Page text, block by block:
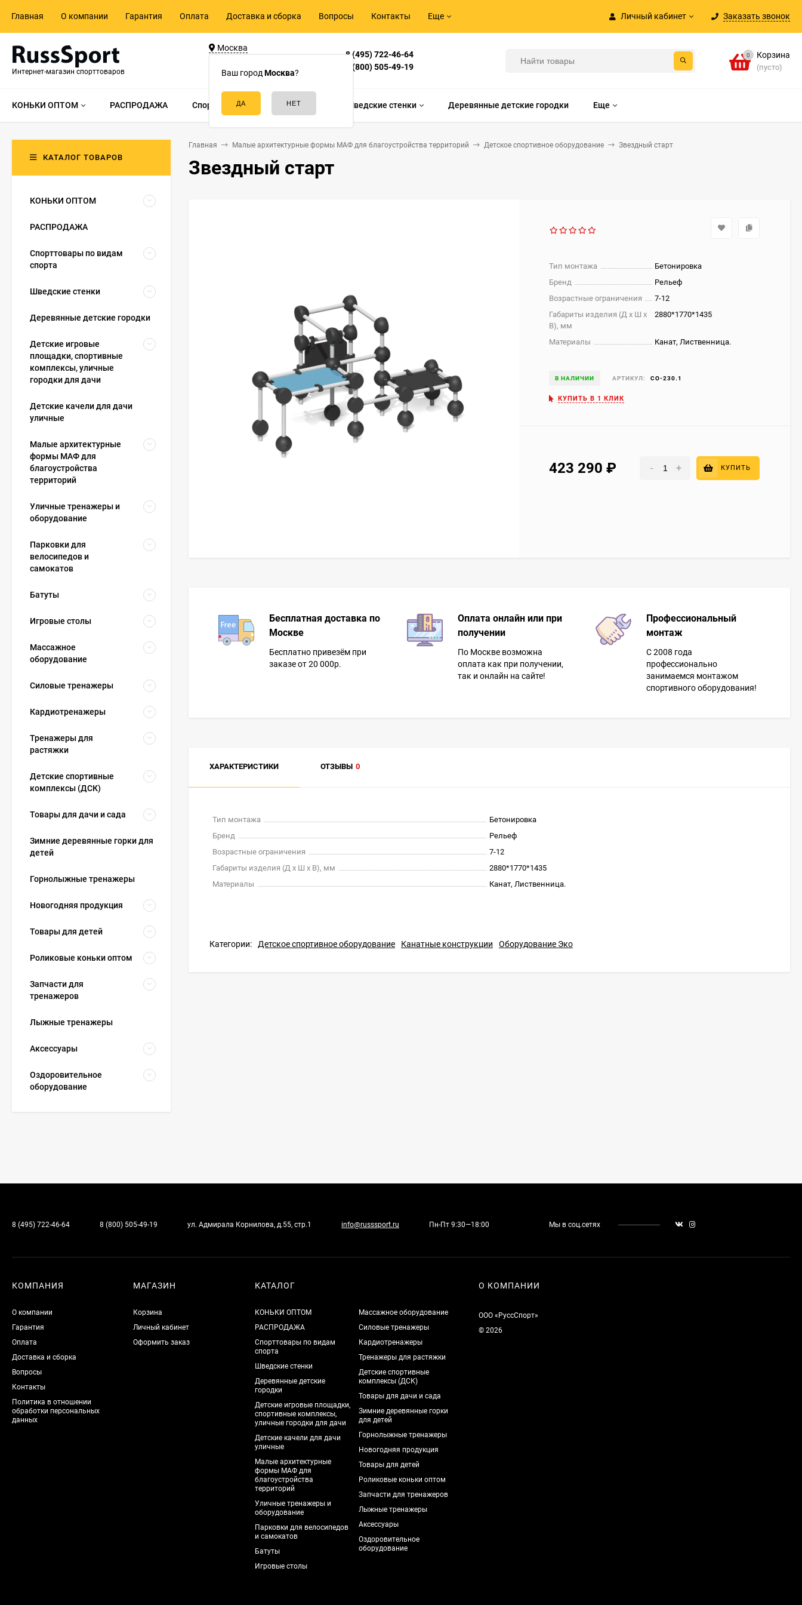
Личный кабинет Заказать звонок
Главная О компании Гарантия Оплата Доставка и сборка Вопросы Контакты Еще
Интернет-магазин спорттоваров
Москва
Ваш город Москва?
д.55, стр.1
8 (495) 722-46-64
8 (800) 505-49-19
0 Корзина
(пусто)
КОНЬКИ ОПТОМ РАСПРОДАЖА Спорттовары по видам спорта Шведские стенки Деревянные детские городки Еще
Главная Малые архитектурные формы МАФ для благоустройства территорий Детское спортивное оборудование Звездный старт
Звездный старт
Тип монтажа
Бетонировка
Бренд
Рельеф
Возрастные ограничения
7-12
Габариты изделия (Д х Ш х
В), мм
2880*1770*1435
Материалы Канат, Лиственница.
В НАЛИЧИИ АРТИКУЛ: СО-230.1
КУПИТЬ В 1 КЛИК
423 290 - + КУПИТЬ
Бесплатная доставка по
Москве
Бесплатно привезём при
заказе от 20 000р.
Оплата онлайн или при
получении
По Москве возможна
оплата как при получении,
так и онлайн на сайте!
Профессиональный
монтаж
С 2008 года
профессионально
занимаемся монтажом
спортивного оборудования!
ХАРАКТЕРИСТИКИ ОТЗЫВЫ 0
Тип монтажа
Бетонировка
Бренд
Рельеф
Возрастные ограничения
7-12
Габариты изделия (Д х Ш х В), мм
2880*1770*1435
Материалы
Канат, Лиственница.
Категории: Детское спортивное оборудование Канатные конструкции Оборудование Эко
КАТАЛОГ ТОВАРОВ
КОНЬКИ ОПТОМ
РАСПРОДАЖА
Спорттовары по видам
спорта
Шведские стенки
Деревянные детские городки
Детские игровые
площадки, спортивные
комплексы, уличные
городки для дачи
Детские качели для дачи
уличные
Малые архитектурные
формы МАФ для
благоустройства
территорий
Уличные тренажеры и
оборудование
Парковки для
велосипедов и
самокатов
Батуты
Игровые столы
Массажное
оборудование
Силовые тренажеры
Кардиотренажеры
Тренажеры для
растяжки
Детские спортивные
комплексы (ДСК)
Товары для дачи и сада
Зимние деревянные горки для
детей
Горнолыжные тренажеры
Новогодняя продукция
Товары для детей
Роликовые коньки оптом
Запчасти для
тренажеров
Лыжные тренажеры
Аксессуары
Оздоровительное
оборудование
8 (495) 722-46-64 8 (800) 505-49-19 ул. Адмирала Корнилова, д.55, стр.1 info@russsport.ru Пн-Пт 9:30—18:00 Мы в соц.сетях
КОМПАНИЯ
О компании
Гарантия
Оплата
Доставка и сборка
Вопросы
Контакты
Политика в отношении
обработки персональных
данных
МАГАЗИН
Корзина
Личный кабинет
Оформить заказ
КАТАЛОГ
КОНЬКИ ОПТОМ
РАСПРОДАЖА
Спорттовары по видам
спорта
Шведские стенки
Деревянные детские
городки
Детские игровые площадки,
спортивные комплексы,
уличные городки для дачи
Детские качели для дачи
уличные
Малые архитектурные
формы МАФ для
благоустройства
территорий
Уличные тренажеры и
оборудование
Парковки для велосипедов
и самокатов
Батуты
Игровые столы
Массажное оборудование
Силовые тренажеры
Кардиотренажеры
Тренажеры для растяжки
Детские спортивные
комплексы (ДСК)
Товары для дачи и сада
Зимние деревянные горки
для детей
Горнолыжные тренажеры
Новогодняя продукция
Товары для детей
Роликовые коньки оптом
Запчасти для тренажеров
Лыжные тренажеры
Аксессуары
Оздоровительное
оборудование
О КОМПАНИИ
ООО «РуссСпорт»
© 2026